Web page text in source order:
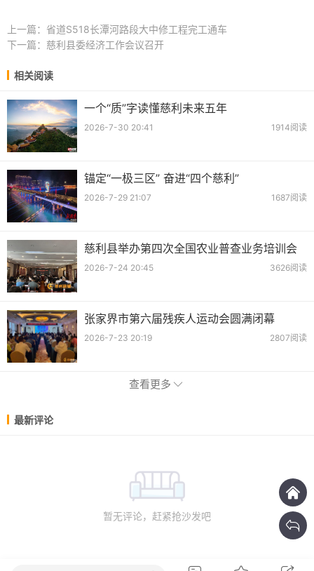
上一篇： 省道S518长潭河路段大中修工程完工通车
下一篇： 慈利县委经济工作会议召开
相关阅读
一个“质”字读懂慈利未来五年
2026-7-30 20:41 1914阅读
锚定“一极三区” 奋进“四个慈利”
2026-7-29 21:07 1687阅读
慈利县举办第四次全国农业普查业务培训会
2026-7-24 20:45 3626阅读
张家界市第六届残疾人运动会圆满闭幕
2026-7-23 20:19 2807阅读
查看更多
最新评论
暂无评论，赶紧抢沙发吧